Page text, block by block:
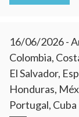
16/06/2026-
Colombia,
El Salvador,
Honduras,
Portugal, Cuba